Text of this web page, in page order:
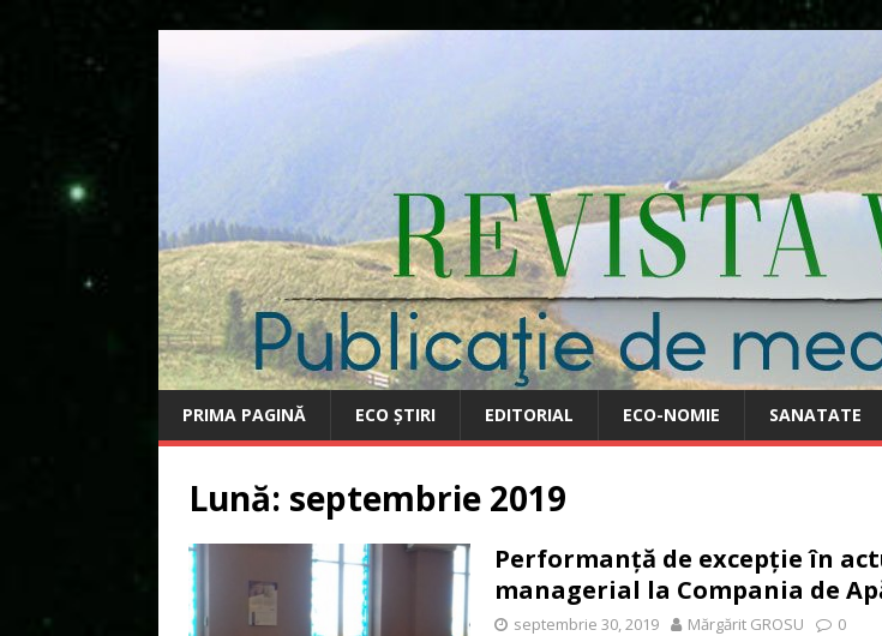
PRIMA PAGINĂ ECO ȘTIRI EDITORIAL ECO-NOMIE SANATATE
Lună: septembrie 2019
Performanță de excepție în
managerial la Compania de
septembrie 30, 2019 Mărgărit GROSU 0